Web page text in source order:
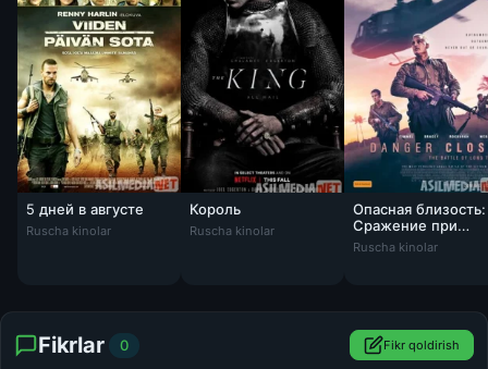
5 дней в августе
5 дней в августе 2011 / 5 Days of War / Tas-IX skachat
Ruscha kinolar
Король
Король Tas-ix
Ruscha kinolar
Опасная близость:
Сражение при
Лонгтане
Опасная
Ruscha kinolar
Fikrlar 0 Fikr qoldirish